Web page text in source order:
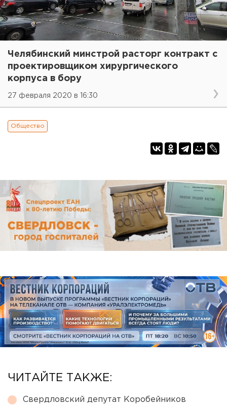
Челябинский минстрой расторг контракт с
проектировщиком хирургического
корпуса в бору
27 февраля 2020 в 16:30
Общество
ЧИТАЙТЕ ТАКЖЕ:
Свердловский депутат Коробейников